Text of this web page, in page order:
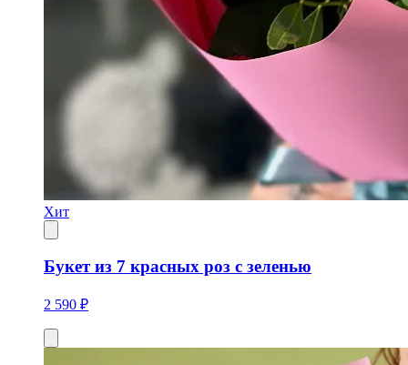
Хит
Букет из 7 красных роз с зеленью
2 590 ₽